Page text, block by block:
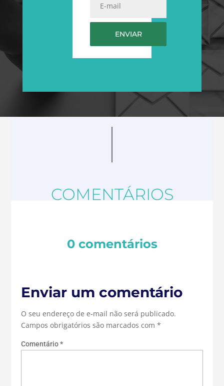
COMENTÁRIOS
0 comentários
Enviar um comentário
O seu endereço de e-mail não será publicado.
Campos obrigatórios são marcados com*
Comentário*